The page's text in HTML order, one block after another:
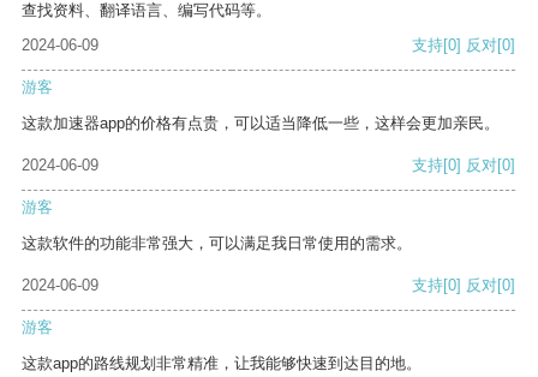
查找资料、翻译语言、编写代码等。
2024-06-09
支持[0] 反对[0]
游客
这款加速器app的价格有点贵，可以适当降低一些，这样会更加亲民。
2024-06-09 支持[0] 反对[0]
游客
这款软件的功能非常强大，可以满足我日常使用的需求。
2024-06-09 支持[0] 反对[0]
游客
这款app的路线规划非常精准，让我能够快速到达目的地。